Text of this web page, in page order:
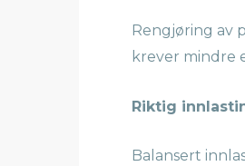
Rengjøring av
krever mindre
Riktig
Balansert